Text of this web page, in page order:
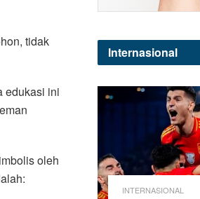
tidak
edukasi ini
oleh
Internasional
INTERNASIONAL